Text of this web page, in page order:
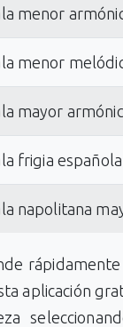
menor
menor
mayor
frigia
napolitana
aplicación